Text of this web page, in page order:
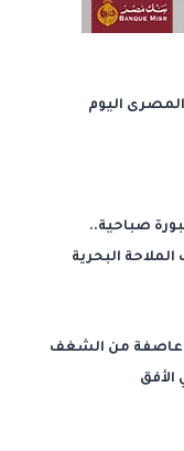
المصرى اليوم
صباحية..
البحرية
عاصفة من الشغف
الأفق